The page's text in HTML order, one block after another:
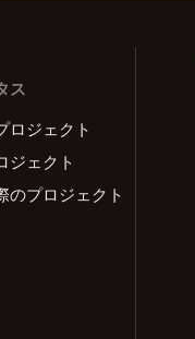
ス
ロジェクト
ジェクト
のプロジェクト